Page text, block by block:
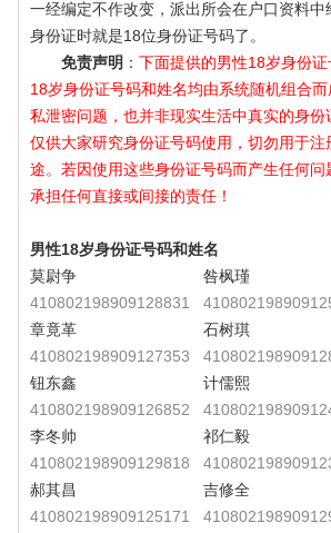
一经编定不作改变，派出所会在户口资料
身份证时就是18位身份证号码了。
免责声明 ： 下面提供的男性18岁身份
18岁身份证号码和姓名均由系统随机组合
私泄密问题，也并非现实生活中真实的身份
仅供大家研究身份证号码使用，切勿用于注
途。若因使用这些身份证号码而产生任何问
承担任何直接或间接的责任！
男性18岁身份证号码和姓名
莫尉争
410802198909128831
咎枫瑾
章竟革
410802198909127353
石树琪
钮东鑫
410802198909126852
计儒熙
李冬帅
410802198909129818
祁仁毅
郝其昌
410802198909125171
吉修全